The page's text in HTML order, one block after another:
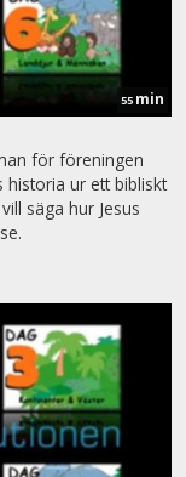
55 min
för föreningen
historia ur ett bibliskt
säga hur Jesus